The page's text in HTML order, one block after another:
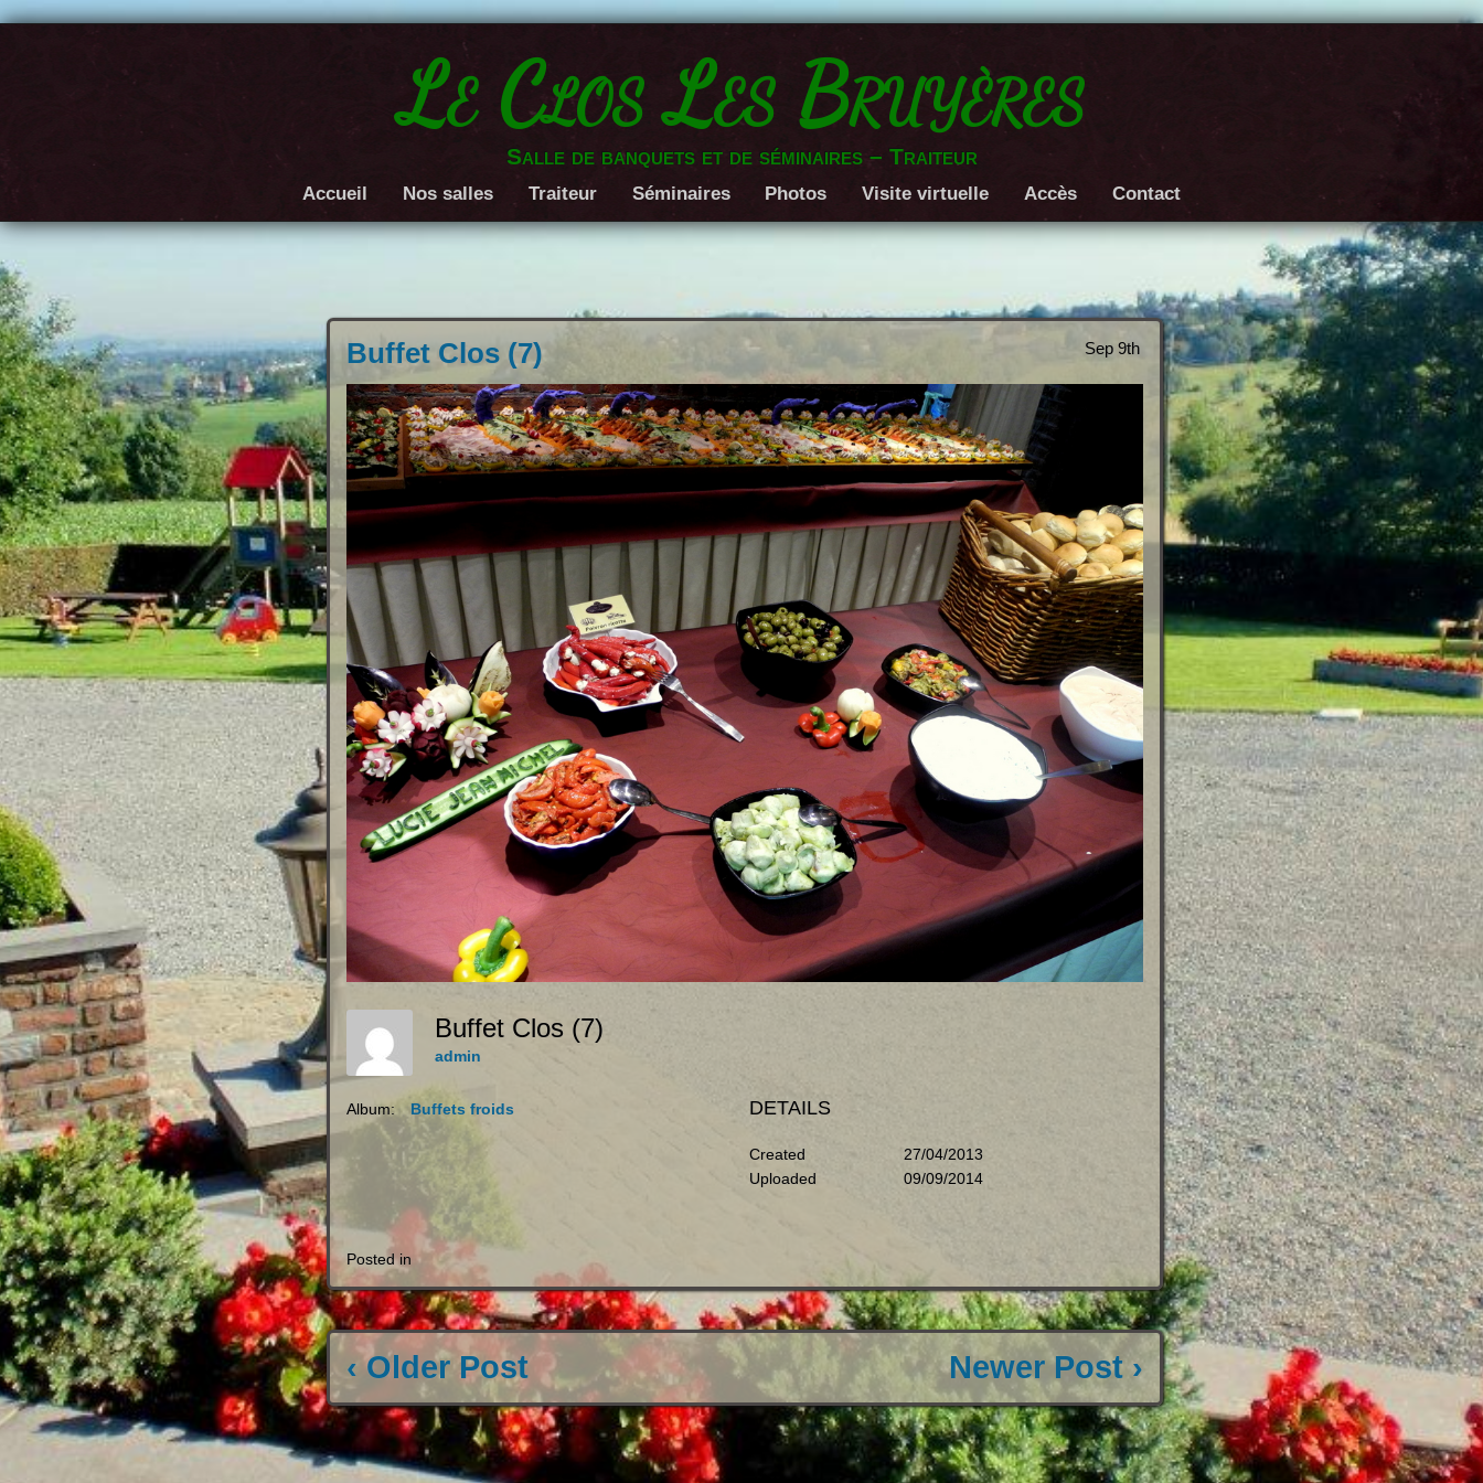
Le Clos Les Bruyères
Salle de banquets et de séminaires – Traiteur
Accueil Nos salles Traiteur Séminaires Photos Visite virtuelle Accès Contact
Sep 9th
Buffet Clos (7)
Buffet Clos (7)
admin
Album: Buffets froids DETAILS
Created
27/04/2013
Uploaded
09/09/2014
Posted in
‹ Older Post Newer Post ›